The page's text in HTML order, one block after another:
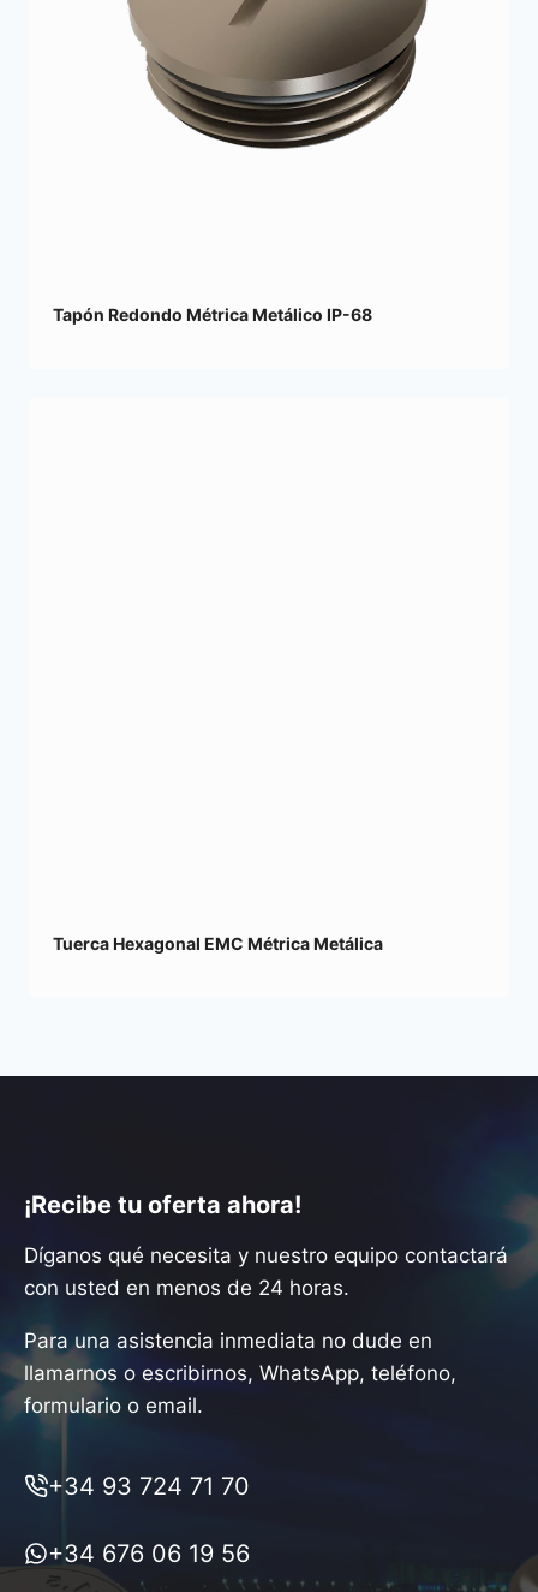
Tapón Redondo Métrica Metálico IP-68
Tuerca Hexagonal EMC Métrica Metálica
¡Recibe tu oferta ahora!
Díganos qué necesita y nuestro equipo contactará
con usted en menos de 24 horas.
Para una asistencia inmediata no dude en
llamarnos o escribirnos, WhatsApp, teléfono,
formulario o email.
+34 93 724 71 70
+34 676 06 19 56